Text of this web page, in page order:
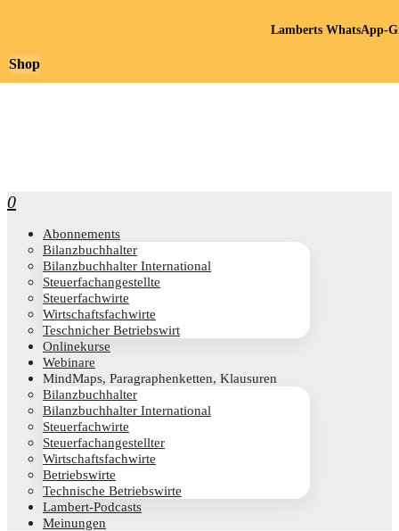
0
Abon­ne­ments
Bilanz­buch­hal­ter
Bilanz­buch­hal­ter International
Steu­er­fach­an­ge­stell­te
Steu­er­fach­wir­te
Wirt­schafts­fach­wir­te
Teschni­cher Betriebswirt
Online­kur­se
Web­i­na­re
Mind­Maps, Para­gra­phen­ket­ten, Klausuren
Bilanz­buch­hal­ter
Bilanz­buch­hal­ter International
Steu­er­fach­wir­te
Steu­er­fach­an­ge­stell­ter
Wirt­schafts­fach­wir­te
Betriebs­wir­te
Tech­ni­sche Betriebswirte
Lam­­bert-Pod­­casts
Mei­nun­gen
Shop
Lamberts WhatsApp-